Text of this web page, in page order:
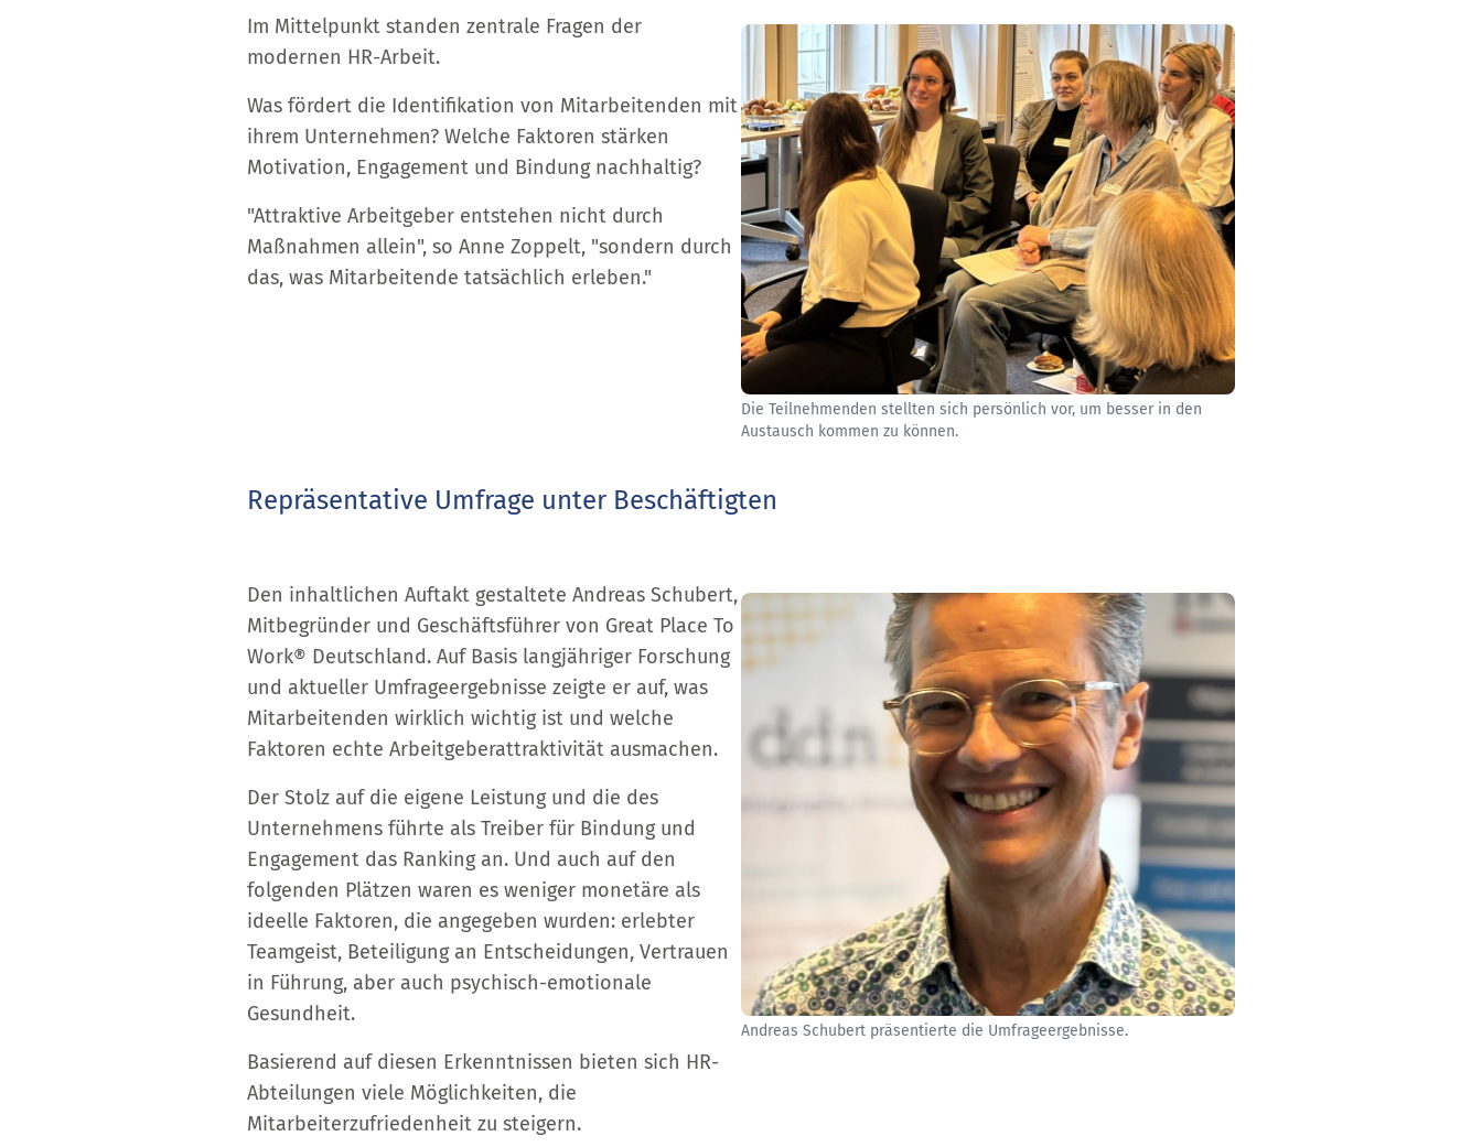
Im Mittelpunkt standen zentrale Fragen der
modernen HR-Arbeit.
Was fördert die Identifikation von Mitarbeitenden mit
ihrem Unternehmen? Welche Faktoren stärken
Motivation, Engagement und Bindung nachhaltig?
"Attraktive Arbeitgeber entstehen nicht durch
Maßnahmen allein", so Anne Zoppelt, "sondern durch
das, was Mitarbeitende tatsächlich erleben."
Die Teilnehmenden stellten sich persönlich vor, um besser in den
Austausch kommen zu können.
Repräsentative Umfrage unter Beschäftigten
Den inhaltlichen Auftakt gestaltete Andreas Schubert,
Mitbegründer und Geschäftsführer von Great Place To
Work® Deutschland. Auf Basis langjähriger Forschung
und aktueller Umfrageergebnisse zeigte er auf, was
Mitarbeitenden wirklich wichtig ist und welche
Faktoren echte Arbeitgeberattraktivität ausmachen.
Der Stolz auf die eigene Leistung und die des
Unternehmens führte als Treiber für Bindung und
Engagement das Ranking an. Und auch auf den
folgenden Plätzen waren es weniger monetäre als
ideelle Faktoren, die angegeben wurden: erlebter
Teamgeist, Beteiligung an Entscheidungen, Vertrauen
in Führung, aber auch psychisch-emotionale
Gesundheit.
Basierend auf diesen Erkenntnissen bieten sich HR-
Abteilungen viele Möglichkeiten, die
Mitarbeiterzufriedenheit zu steigern.
Andreas Schubert präsentierte die Umfrageergebnisse.